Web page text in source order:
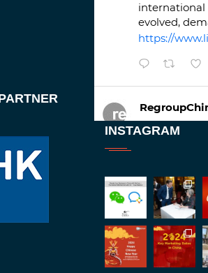
international
evolved,
https://
Great to be at
Great to
Batemam
INSTAGRAM